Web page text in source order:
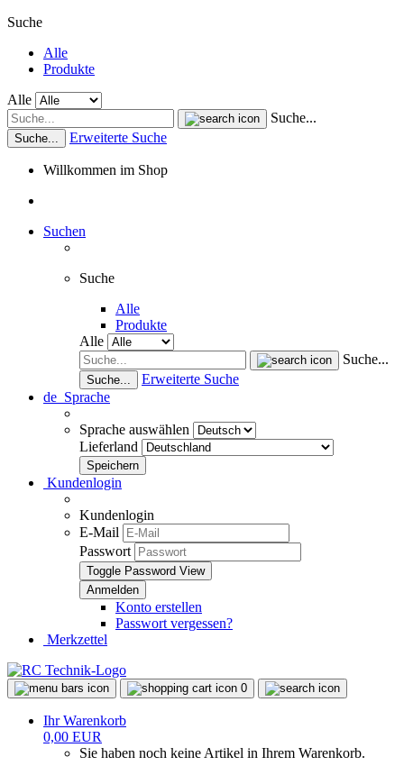
Suche
Alle
Produkte
Alle
Suche...
Suche... Erweiterte Suche
Willkommen im Shop
Suchen
Suche
Alle
Produkte
Alle
Suche...
Suche...
Erweiterte Suche
de Sprache
Sprache auswählen
Lieferland
Kundenlogin
Kundenlogin
E-Mail
Passwort
Toggle Password View
Konto erstellen
Passwort vergessen?
Merkzettel
0
Ihr Warenkorb
0,00 EUR
Sie haben noch keine Artikel in Ihrem Warenkorb.